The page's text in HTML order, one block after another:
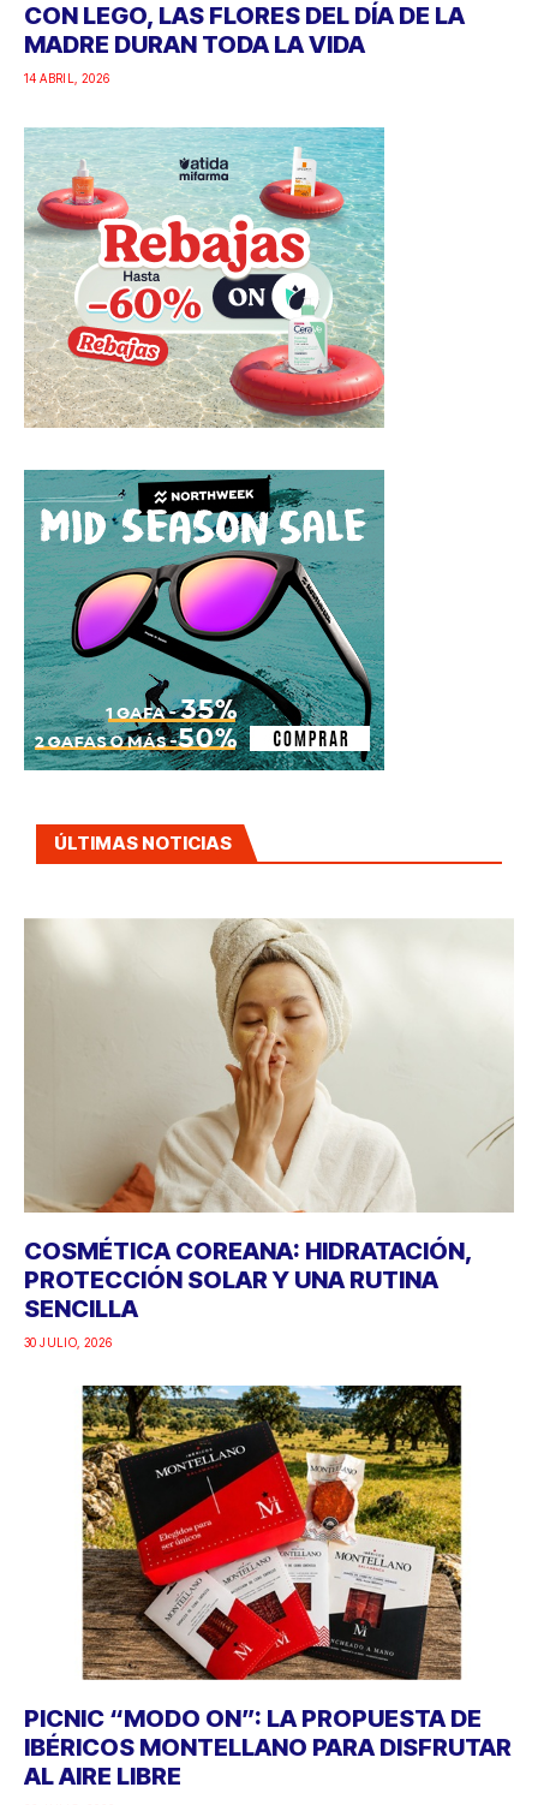
CON LEGO, LAS FLORES DEL DÍA DE LA
MADRE DURAN TODA LA VIDA
14 ABRIL, 2026
ÚLTIMAS NOTICIAS
COSMÉTICA COREANA: HIDRATACIÓN,
PROTECCIÓN SOLAR Y UNA RUTINA
SENCILLA
30 JULIO, 2026
PICNIC “MODO ON”: LA PROPUESTA DE
IBÉRICOS MONTELLANO PARA DISFRUTAR
AL AIRE LIBRE